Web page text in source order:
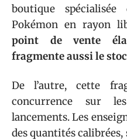
boutique
Pokémon en rayon
point de vente
fragmente aussi le
De l’autre, cette
concurrence sur
lancements. Les
des quantités